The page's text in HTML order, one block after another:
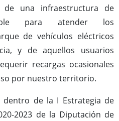
una infraestructura de
para atender los
de vehículos eléctricos
y de aquellos usuarios
recargas ocasionales
por nuestro territorio.
dentro de la I Estrategia de
2023 de la Diputación de